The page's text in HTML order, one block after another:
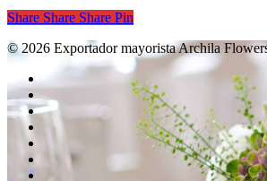
original
$ 280.000.$ 270.000.
Share Share Share Pin
© 2026 Exportador mayorista Archila
pinterest
linkedin
tumblr
dribbble